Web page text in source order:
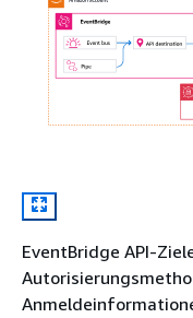
EventBridge API-